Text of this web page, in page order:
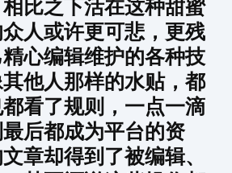
比之下活在这种甜蜜
人或许更可悲，更残
心编辑维护的各种技
他人那样的水贴，都
看了规则，一点一滴
后都成为平台的资
章却得到了被编辑、